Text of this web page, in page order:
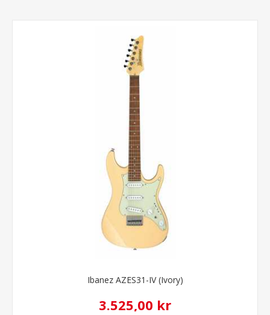
Ibanez AZES31-IV (Ivory)
3.525,00 kr